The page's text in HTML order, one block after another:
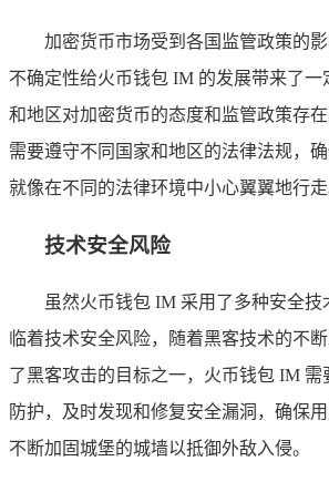
加密货币市场受到各国监管政策的
不确定性给火币钱包 IM 的发展带来了一
和地区对加密货币的态度和监管政策存
需要遵守不同国家和地区的法律法规，确
就像在不同的法律环境中小心翼翼地行走
技术安全风险
虽然火币钱包 IM 采用了多种安全技
临着技术安全风险，随着黑客技术的不
了黑客攻击的目标之一，火币钱包 IM
防护，及时发现和修复安全漏洞，确保
不断加固城堡的城墙以抵御外敌入侵。